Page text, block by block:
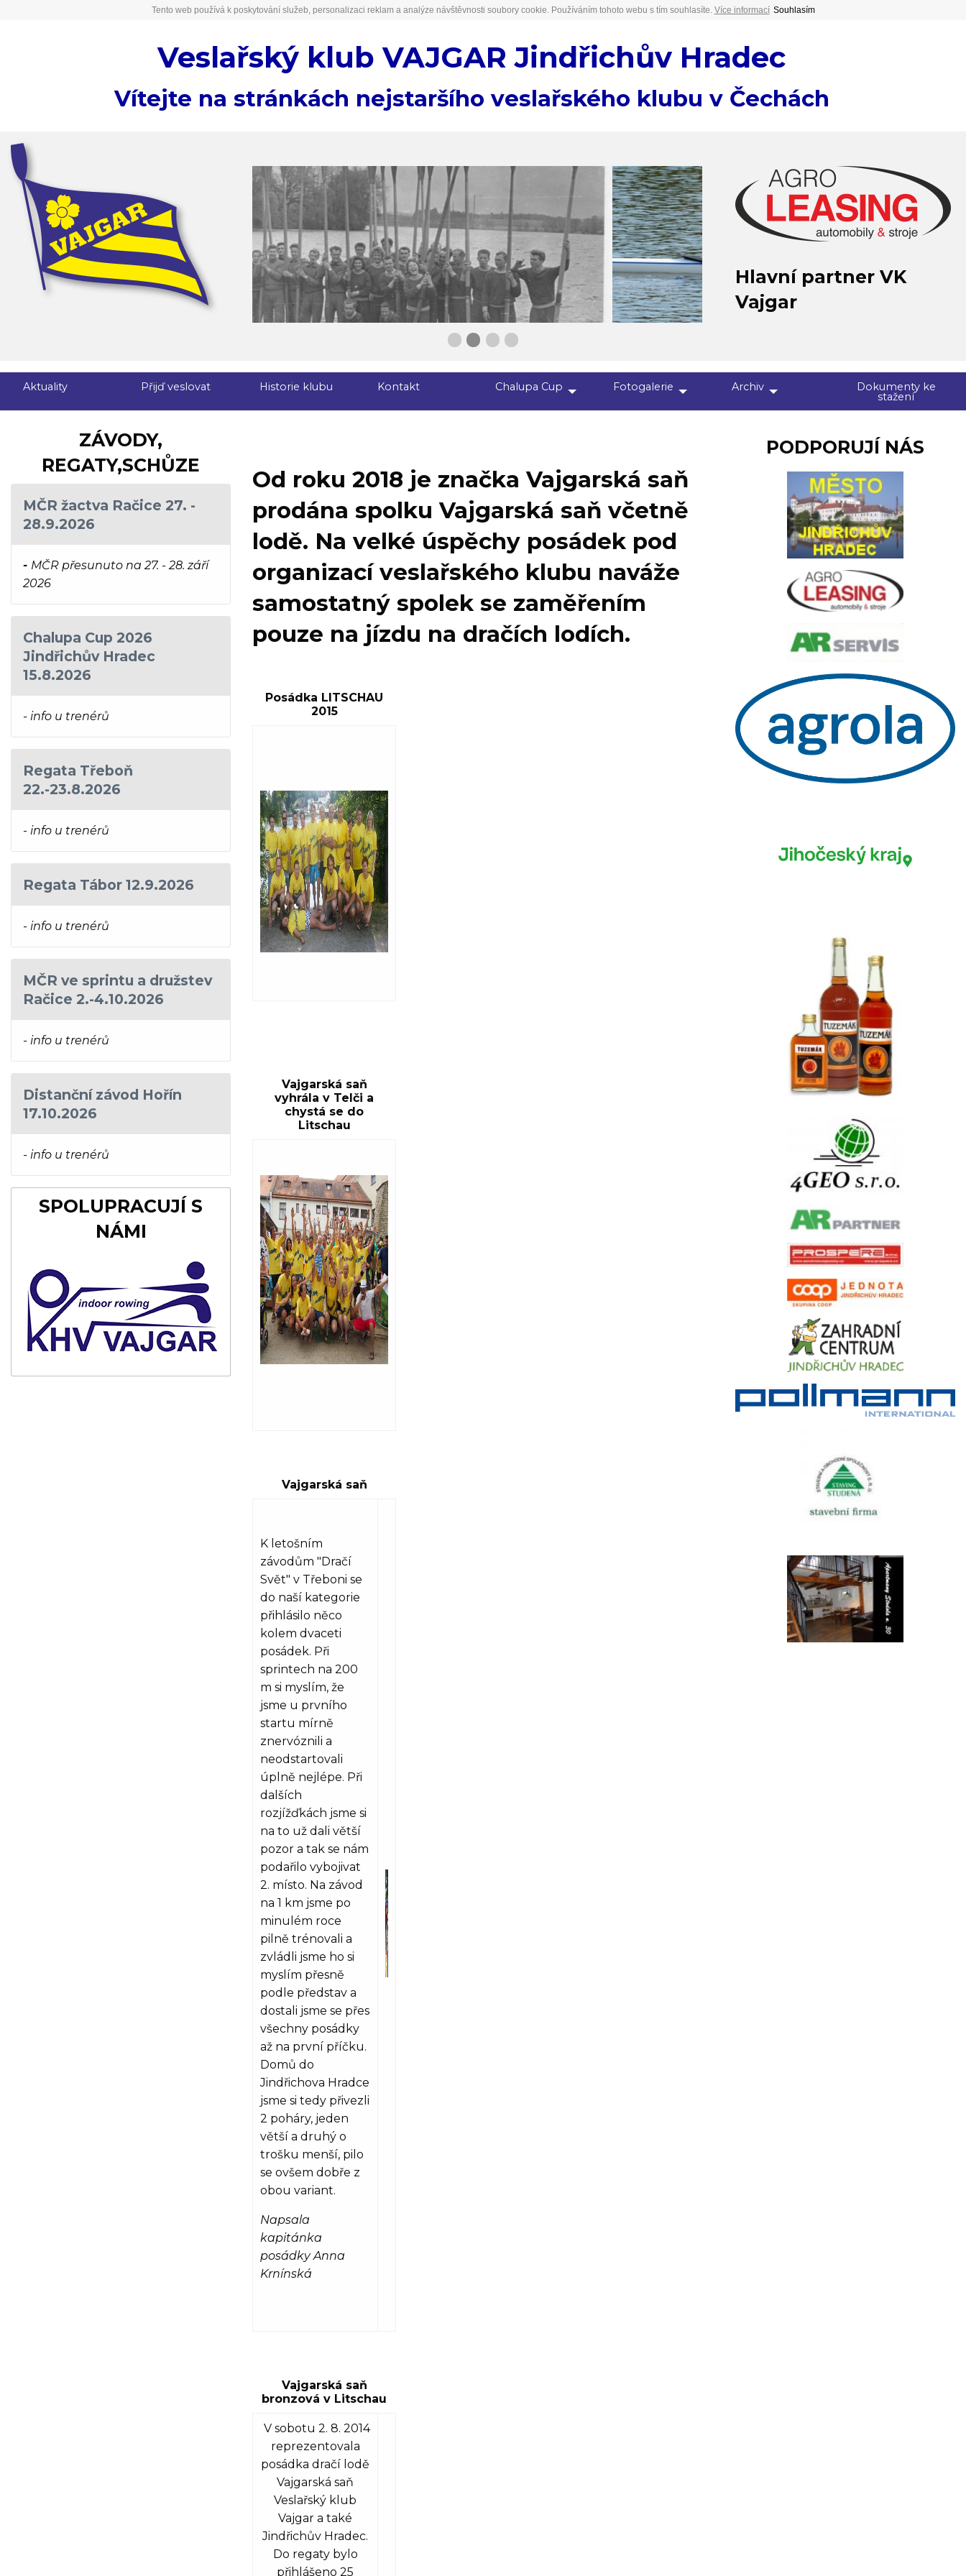
Tento web používá k poskytování služeb, personalizaci reklam a analýze návštěvnosti soubory cookie. Používáním tohoto webu s tím souhlasíte. Více informací Souhlasím
Veslařský klub VAJGAR Jindřichův Hradec
Vítejte na stránkách nejstaršího veslařského klubu v Čechách
First slide details.
Second slide details.
Current Slide
Third slide details.
Fourth slide details.
Hlavní partner VK
Vajgar
Aktuality Přijď veslovat Historie klubu Kontakt Chalupa Cup Fotogalerie Archiv Dokumenty ke
stažení
ZÁVODY,
REGATY,SCHŮZE
MČR žactva Račice 27. -
28.9.2026
- MČR přesunuto na 27. - 28. září
2026
Chalupa Cup 2026
Jindřichův Hradec
15.8.2026
- info u trenérů
Regata Třeboň
22.-23.8.2026
- info u trenérů
Regata Tábor 12.9.2026
- info u trenérů
MČR ve sprintu a družstev
Račice 2.-4.10.2026
- info u trenérů
Distanční závod Hořín
17.10.2026
- info u trenérů
SPOLUPRACUJÍ S
NÁMI
Od roku 2018 je značka Vajgarská saň
prodána spolku Vajgarská saň včetně
lodě. Na velké úspěchy posádek pod
organizací veslařského klubu naváže
samostatný spolek se zaměřením
pouze na jízdu na dračích lodích.
Posádka LITSCHAU
2015
Vajgarská saň
vyhrála v Telči a
chystá se do
Litschau
Vajgarská saň
K letošním
závodům "Dračí
Svět" v Třeboni se
do naší kategorie
přihlásilo něco
kolem dvaceti
posádek. Při
sprintech na 200
m si myslím, že
jsme u prvního
startu mírně
znervóznili a
neodstartovali
úplně nejlépe. Při
dalších
rozjížďkách jsme si
na to už dali větší
pozor a tak se nám
podařilo vybojivat
2. místo. Na závod
na 1 km jsme po
minulém roce
pilně trénovali a
zvládli jsme ho si
myslím přesně
podle představ a
dostali jsme se přes
všechny posádky
až na první příčku.
Domů do
Jindřichova Hradce
jsme si tedy přivezli
2 poháry, jeden
větší a druhý o
trošku menší, pilo
se ovšem dobře z
obou variant.
Napsala
kapitánka
posádky Anna
Krnínská
Vajgarská saň
bronzová v Litschau
V sobotu 2. 8. 2014
reprezentovala
posádka dračí lodě
Vajgarská saň
Veslařský klub
Vajgar a také
Jindřichův Hradec.
Do regaty bylo
přihlášeno 25
PODPORUJÍ NÁS